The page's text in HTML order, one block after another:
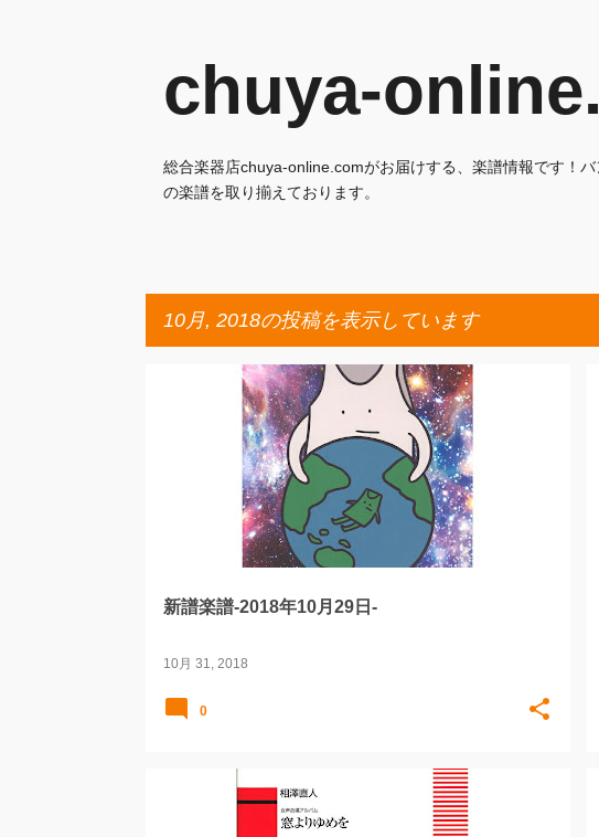
chuya-
総合楽器店chuya-online.comがお届けする、楽譜情報です！
の楽譜を取り揃えております。
10月, 2018の投稿を表示しています
新譜楽譜-2018年10月29日-
10月 31, 2018
0